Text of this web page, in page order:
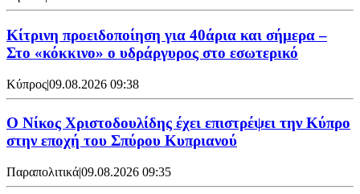
Κίτρινη προειδοποίηση για 40άρια και σήμερα –
Στο «κόκκινο» ο υδράργυρος στο εσωτερικό
Κύπρος|09.08.2026 09:38
Ο Νίκος Χριστοδουλίδης έχει επιστρέψει την Κύπρο
στην εποχή του Σπύρου Κυπριανού
Παραπολιτικά|09.08.2026 09:35